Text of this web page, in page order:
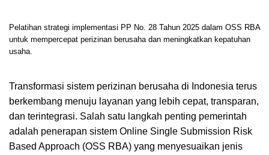
Pelatihan strategi implementasi PP No. 28 Tahun 2025 dalam OSS RBA
untuk mempercepat perizinan berusaha dan meningkatkan kepatuhan
usaha.
Transformasi sistem perizinan berusaha di Indonesia terus
berkembang menuju layanan yang lebih cepat, transparan,
dan terintegrasi. Salah satu langkah penting pemerintah
adalah penerapan sistem Online Single Submission Risk
Based Approach (OSS RBA) yang menyesuaikan jenis